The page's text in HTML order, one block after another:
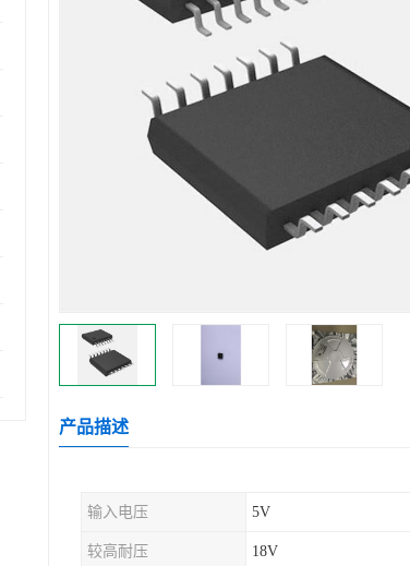
产品描述
输入电压 5V
较高耐压 18V